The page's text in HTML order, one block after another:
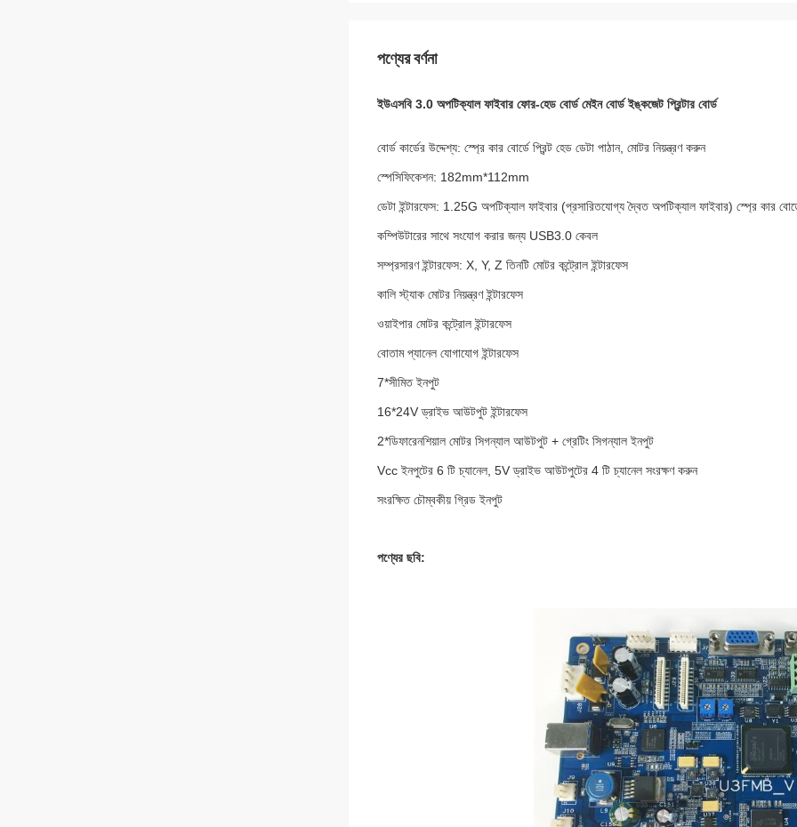
পণ্যের বর্ণনা
ইউএসবি 3.0 অপটিক্যাল ফাইবার ফোর-হেড বোর্ড মেইন বোর্ড ইঙ্কজেট প্রিন্টার বোর্ড
বোর্ড কার্ডের উদ্দেশ্য: স্প্রে কার বোর্ডে প্রিন্ট হেড ডেটা পাঠান, মোটর নিয়ন্ত্রণ করুন
স্পেসিফিকেশন: 182mm*112mm
ডেটা ইন্টারফেস: 1.25G অপটিক্যাল ফাইবার (প্রসারিতযোগ্য দ্বৈত অপটিক্যাল ফাইবার) স্প্রে কার
কম্পিউটারের সাথে সংযোগ করার জন্য USB3.0 কেবল
সম্প্রসারণ ইন্টারফেস: X, Y, Z তিনটি মোটর কন্ট্রোল ইন্টারফেস
কালি স্ট্যাক মোটর নিয়ন্ত্রণ ইন্টারফেস
ওয়াইপার মোটর কন্ট্রোল ইন্টারফেস
বোতাম প্যানেল যোগাযোগ ইন্টারফেস
7*সীমিত ইনপুট
16*24V ড্রাইভ আউটপুট ইন্টারফেস
2*ডিফারেনশিয়াল মোটর সিগন্যাল আউটপুট + গ্রেটিং সিগন্যাল ইনপুট
Vcc ইনপুটের 6 টি চ্যানেল, 5V ড্রাইভ আউটপুটের 4 টি চ্যানেল সংরক্ষণ করুন
সংরক্ষিত চৌম্বকীয় গ্রিড ইনপুট
পণ্যের ছবি: